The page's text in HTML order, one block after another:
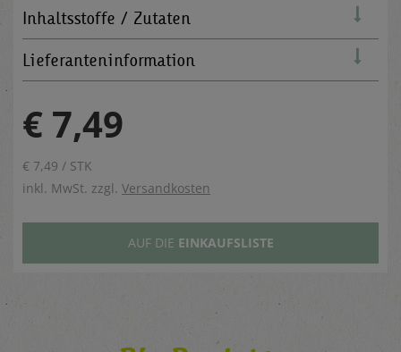
Inhaltsstoffe / Zutaten
Lieferanteninformation
€ 7,49
€ 7,49 / STK
inkl. MwSt. zzgl. Versandkosten
AUF DIE EINKAUFSLISTE